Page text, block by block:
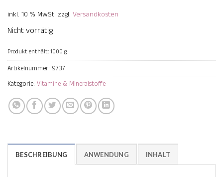
inkl. 10 % MwSt. zzgl. Versandkosten
Nicht vorrätig
Produkt enthält: 1000 g
Artikelnummer: 9737
Kategorie: Vitamine & Mineralstoffe
BESCHREIBUNG ANWENDUNG INHALT